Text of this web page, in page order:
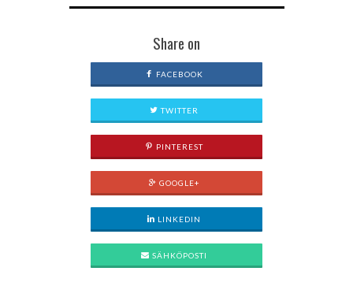
Share on
FACEBOOK
TWITTER
PINTEREST
GOOGLE+
LINKEDIN
SÄHKÖPOSTI